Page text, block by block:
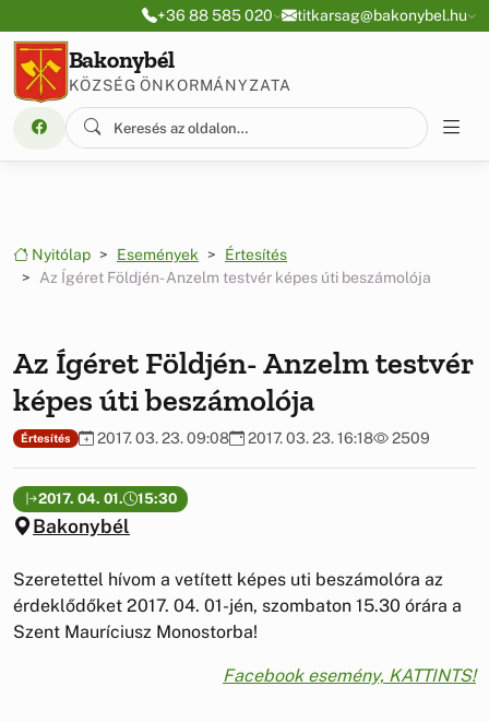
Ugrás a menüre
Ugrás a tartalomra+36 88 585 020 titkarsag@bakonybel.hu
Bakonybél
KÖZSÉG ÖNKORMÁNYZATA
Nyitólap Események
Értesítés
Az Ígéret Földjén- Anzelm testvér képes úti beszámolója
Az Ígéret Földjén- Anzelm testvér
képes úti beszámolója
Értesítés 2017. 03. 23. 09:08 2017. 03. 23. 16:18 2509
2017. 04. 01. 15:30
Bakonybél
Szeretettel hívom a vetített képes uti beszámolóra az
érdeklődőket 2017. 04. 01-jén, szombaton 15.30 órára a
Szent Mauríciusz Monostorba!
Facebook esemény, KATTINTS!